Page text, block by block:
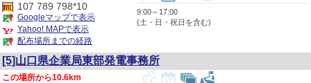
9:00～17:00
(土・日・祝日を含む)
107 789 798*10
Googleマップで表示
Yahoo! MAPで表示
配布場所までの経路
[5]山口県企業局東部発電事務所
10.6km